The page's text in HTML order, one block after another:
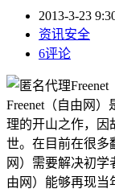
2013-3-23
资讯安全
6评论
Freenet（自由网
理的开山之作，因
世。在目前在很多
网）需要解决初学
由网）能够再现当